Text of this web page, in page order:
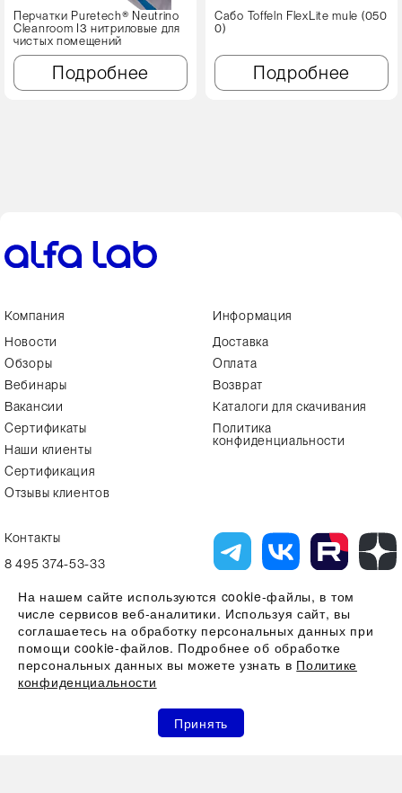
Избранное Сравнение
Перчатки Puretech® Neutrino
Cleanroom I3 нитриловые для
чистых помещений
Подробнее
Сабо Toffeln FlexLite mule (050
0)
Подробнее
Компания
Новости
Обзоры
Вебинары
Вакансии
Сертификаты
Наши клиенты
Сертификация
Отзывы клиентов
Информация
Доставка
Оплата
Возврат
Каталоги для скачивания
Политика
конфиденциальности
Контакты
8 495 374-53-33
Вся представленная на сайте информация, касающаяся технических
характеристик, наличия на складе, стоимости товаров, носит
информационный характер и ни при каких условиях не является
публичной офертой, определяемой положениями Статьи 437(2)
Гражданского кодекса РФ
Все права защищены 2026 © ООО "Компания Альфа-Лаб" ИНН
7731644966 | ОГРН 1107746123121
На нашем сайте используются cookie-файлы, в том
числе сервисов веб-аналитики. Используя сайт, вы
соглашаетесь на обработку персональных данных при
помощи cookie-файлов. Подробнее об обработке
персональных данных вы можете узнать в Политике
конфиденциальности
Принять